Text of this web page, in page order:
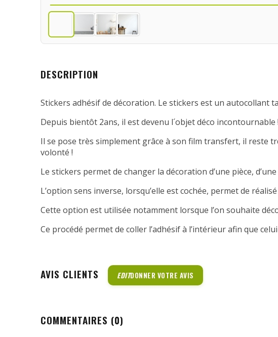
DESCRIPTION
Stickers adhésif de décoration. Le stickers est un autocollant
Depuis bientôt 2ans, il est devenu l´objet déco incontournable !
Il se pose très simplement grâce à son film transfert, il reste
volonté !
Le stickers permet de changer la décoration d’une pièce,
L’option sens inverse, lorsqu’elle est cochée, permet de
Cette option est utilisée notamment lorsque l’on souhaite
Ce procédé permet de coller l’adhésif à l’intérieur afin que
AVIS CLIENTS EDITDONNER VOTRE AVIS
COMMENTAIRES (0)